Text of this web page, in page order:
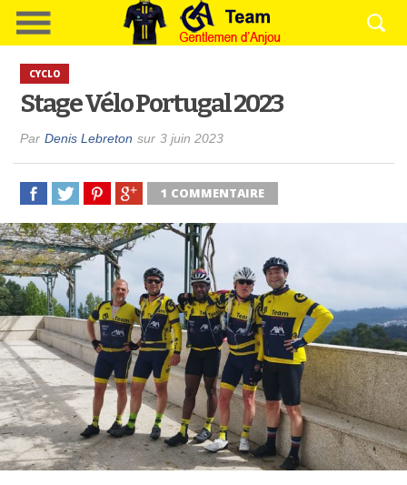
CYCLO
Stage Vélo Portugal 2023
Par Denis Lebreton sur 3 juin 2023
1 COMMENTAIRE